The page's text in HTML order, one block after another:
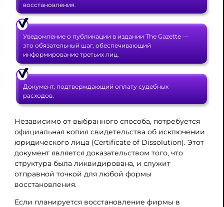
восстановления.
Уведомление о публикации в издании The Gazette —
это обязательный шаг, обеспечивающий
информирование третьих лиц.
Документ, подтверждающий оплату судебных
расходов.
Независимо от выбранного способа, потребуется
официальная копия свидетельства об исключении
юридического лица (Certificate of Dissolution). Этот
документ является доказательством того, что
структура была ликвидирована, и служит
отправной точкой для любой формы
восстановления.
Если планируется восстановление фирмы в